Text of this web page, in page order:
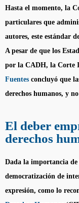
Hasta el momento, la
particulares que
autores, este estándar
A pesar de que los
por la CADH, la Corte
Fuentes concluyó que
derechos humanos, y
El deber
derechos
Dada la importancia de
democratización de
expresión, como lo